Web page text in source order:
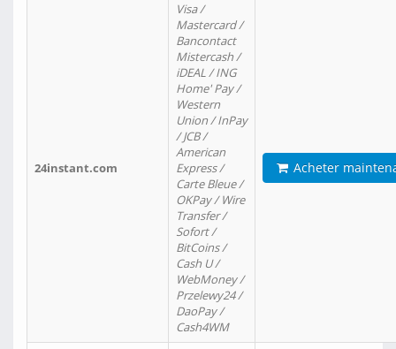
24instant.com
Visa /
Mastercard /
Bancontact
Mistercash /
iDEAL / ING
Home' Pay /
Western
Union / InPay
/ JCB /
American
Express /
Carte Bleue /
OKPay / Wire
Transfer /
Sofort /
BitCoins /
Cash U /
WebMoney /
Przelewy24 /
DaoPay /
Cash4WM
Acheter